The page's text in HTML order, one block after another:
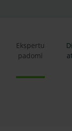
Ekspertu
padomi